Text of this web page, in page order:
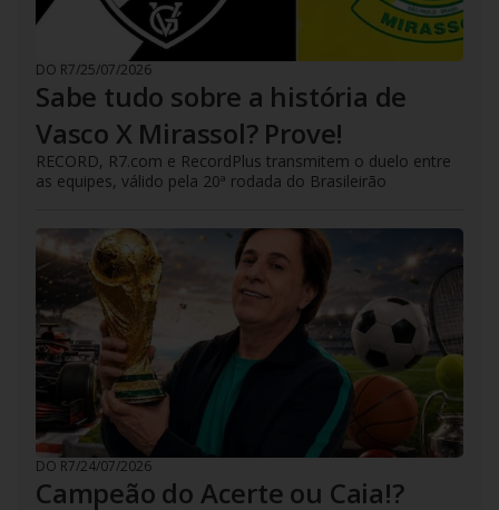
DO R7/25/07/2026
Sabe tudo sobre a história de
Vasco X Mirassol? Prove!
RECORD, R7.com e RecordPlus transmitem o duelo entre
as equipes, válido pela 20ª rodada do Brasileirão
DO R7/24/07/2026
Campeão do Acerte ou Caia!?